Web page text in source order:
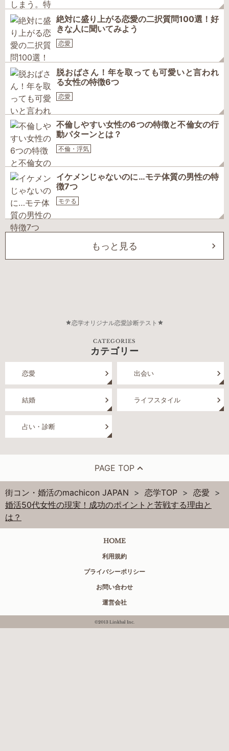
絶対に盛り上がる恋愛の二択質問100選！好
きな人に聞いてみよう
恋愛
脱おばさん！年を取っても可愛いと言われ
る女性の特徴6つ
恋愛
不倫しやすい女性の6つの特徴と不倫女の行
動パターンとは？
不倫・浮気
イケメンじゃないのに…モテ体質の男性の特
徴7つ
モテる
もっと見る
恋学オリジナル恋愛診断テスト
CATEGORIES
カテゴリー
恋愛 出会い
結婚 ライフスタイル
占い・診断
PAGE TOP
街コン・婚活のmachicon JAPAN 恋学TOP
恋愛
婚活50代女性の現実！成功のポイントと苦戦する理由と
は？
HOME
利用規約
プライバシーポリシー
お問い合わせ
運営会社
©2013 Linkbal Inc.